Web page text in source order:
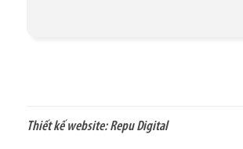
Thiết kế website:Repu Digital